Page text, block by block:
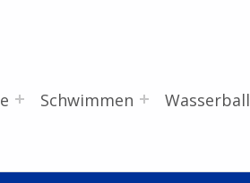
Schwimmen Wasserball